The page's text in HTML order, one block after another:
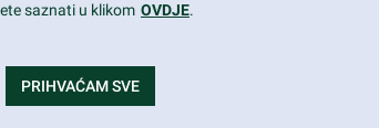
saznati u klikom OVDJE.
PRIHVAĆAM SVE